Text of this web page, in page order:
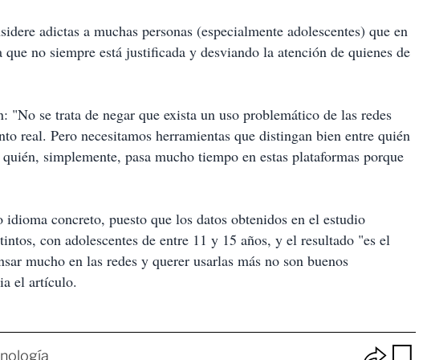
adictas a muchas personas (especialmente adolescentes) que en
no siempre está justificada y desviando la atención de quienes de
"No se trata de negar que exista un uso problemático de las redes
real. Pero necesitamos herramientas que distingan bien entre quién
simplemente, pasa mucho tiempo en estas plataformas porque
concreto, puesto que los datos obtenidos en el estudio
con adolescentes de entre 11 y 15 años, y el resultado "es el
mucho en las redes y querer usarlas más no son buenos
el artículo.